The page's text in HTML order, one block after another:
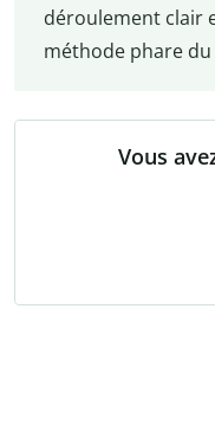
déroulement clair
méthode phare
Vous